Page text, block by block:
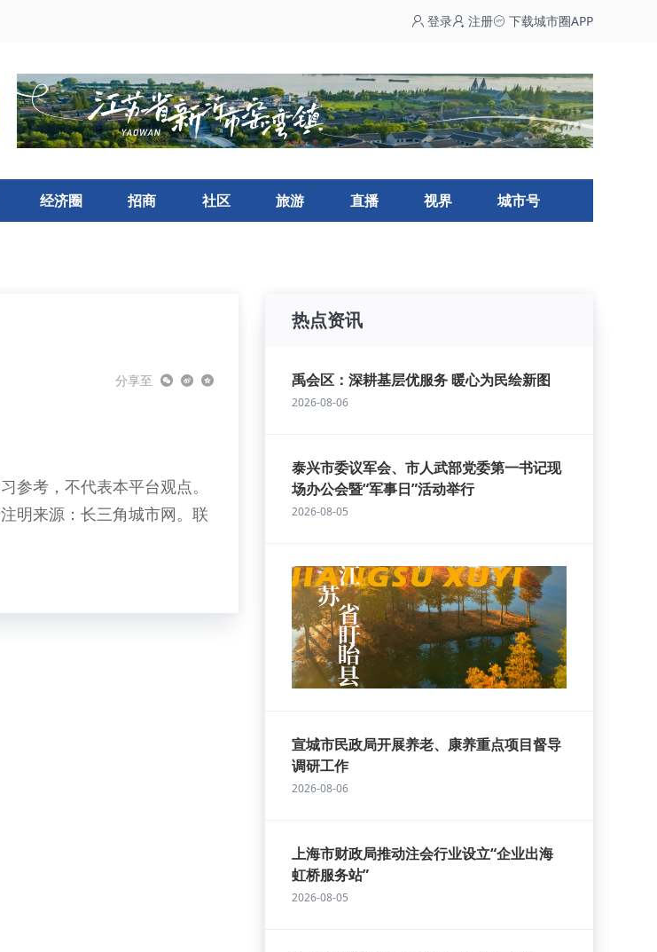
登录 注册 下载城市圈APP
经济圈 招商 社区 旅游 直播 视界 城市号
分享至
参考，不代表本平台观点。
明来源：长三角城市网。联
热点资讯
禹会区：深耕基层优服务 暖心为民绘新图
2026-08-06
泰兴市委议军会、市人武部党委第一书记现
场办公会暨“军事日”活动举行
2026-08-05
宣城市民政局开展养老、康养重点项目督导
调研工作
2026-08-06
上海市财政局推动注会行业设立“企业出海
虹桥服务站”
2026-08-05